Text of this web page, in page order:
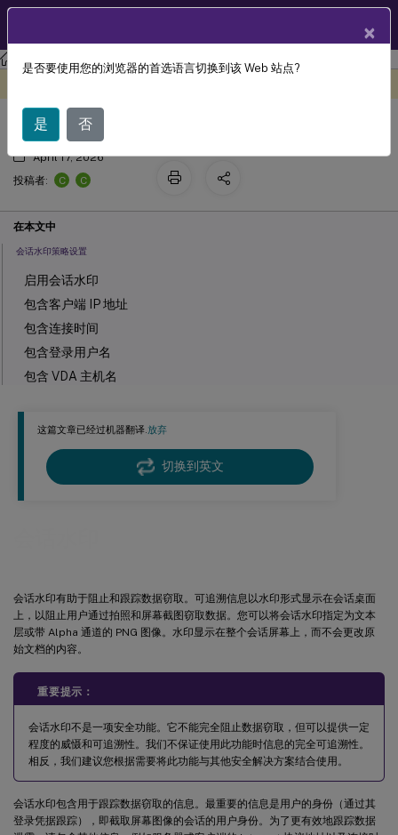
Linux 虚拟投递代理 Linux Virtual Delivery Agent 2411
这篇文章已经过机器翻译.放弃
切换到英文
会话水印有助于阻止和跟踪数据窃取。可追溯信息以水印形式显示在会话桌面
上，以阻止用户通过拍照和屏幕截图窃取数据。您可以将会话水印指定为文本
层或带 Alpha 通道的 PNG 图像。水印显示在整个会话屏幕上，而不会更改原
始文档的内容。
重要提示：
会话水印不是一项安全功能。它不能完全阻止数据窃取，但可以提供一定
程度的威慑和可追溯性。我们不保证使用此功能时信息的完全可追溯性。
相反，我们建议您根据需要将此功能与其他安全解决方案结合使用。
会话水印包含用于跟踪数据窃取的信息。最重要的信息是用户的身份（通过其
登录凭据跟踪），即截取屏幕图像的会话的用户身份。为了更有效地跟踪数据
会话水印
April 17, 2026
投稿者:
C C
在本文中
会话水印策略设置
启用会话水印
包含客户端 IP 地址
包含连接时间
包含登录用户名
包含 VDA 主机名
会话水印样式
水印透明度
水印自定义文本
限制
×
是否要使用您的浏览器的首选语言切换到该 Web 站点?
是 否